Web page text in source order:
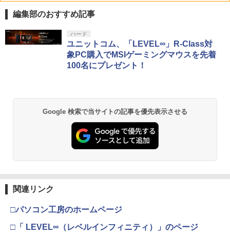
編集部のおすすめ記事
ハード
ユニットコム、「LEVEL∞」R-Class対
象PC購入でMSIゲーミングマウスを先着
100名にプレゼント！
Google 検索で当サイトの記事を優先表示させる
関連リンク
□パソコン工房のホームページ
□「 LEVEL∞（レベルインフィニティ）」のページ